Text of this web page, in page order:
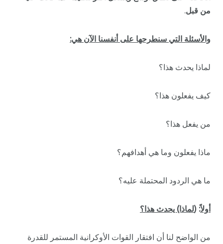
من قبل.
والأسئلة التي سنطرحها على أنفسنا الآن هي:
لماذا يحدث هذا؟
كيف يفعلون هذا؟
من يفعل هذا؟
ماذا يفعلون وما هي أهدافهم؟
ما هي الردود المحتملة عليه؟
أولاً: (لماذا) يحدث هذا؟
من الواضح لنا أن افتقار القوات الأوكرانية المستمر للقدرة